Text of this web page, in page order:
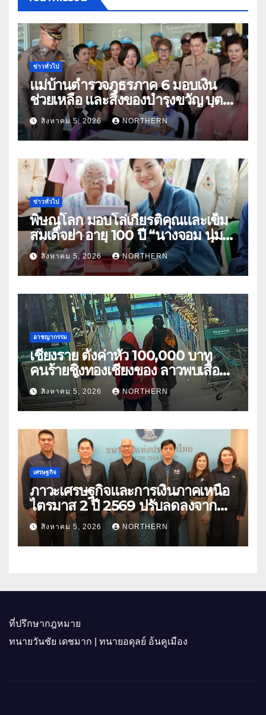
ข่าวทั่วไป
แม่บ้านตำรวจภูธรภาค 6 มอบเงิน
ช่วยเหลือ และสิ่งของบำรุงขวัญ บุตร-
ธิดา ข้าราชการตำรวจจังหวัด
อุทัยธานี
สิงหาคม 5, 2026 NORTHERN
ข่าวทั่วไป
พิษณุโลก มอบโล่เกียรติคุณและเข็ม
สมเด็จย่า อายุ 100 ปี “นางจอม นุ่ม
เนตร” ตำบลบ้านกร่าง อำเภอเมือง
สิงหาคม 5, 2026 NORTHERN
อาชญากรรม
เชียงราย ตั้งค่าหัว 100,000 บาท
คนร้ายชิงทองเชียงของ ลาวพบเสื้อผ้า
คนร้ายตั้งจุดตรวจตามเส้นทาง
สิงหาคม 5, 2026 NORTHERN
เศรษฐกิจ
ภาวะเศรษฐกิจและการเงินภาคเหนือ
ไตรมาส 2 ปี 2569 ปรับลดลงจาก
ราคาพลังงาน ค่าครองชีพ
สิงหาคม 5, 2026 NORTHERN
ที่ปรึกษากฎหมาย
ทนายวันชัย เดชมาก | ทนายอดุลย์ อ้นคูเมือง